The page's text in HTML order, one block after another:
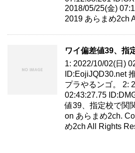
2018/05/25(金)
2019 あらまめ2ch
ワイ偏差値39、指
1: 2022/10/02(日)
ID:EojiJQD30.net
プラやるンゴ。 2:
02:43:27.75
値39、指定校で関
on あらまめ2ch.
め2ch All Rights